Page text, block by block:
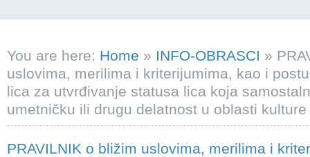
You are here: Home » INFO-OBRASCI »
uslovima, merilima i kriterijumima, kao i
lica za utvrđivanje statusa lica koja
umetničku ili drugu delatnost u oblasti
PRAVILNIK o bližim uslovima, merilima i